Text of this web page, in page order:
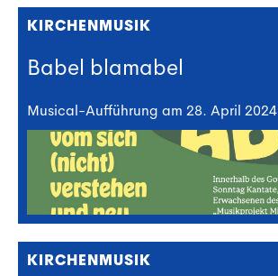
KIRCHENMUSIK
Babel blamabel
Musical-Aufführung am 28. April 2024
KIRCHENMUSIK